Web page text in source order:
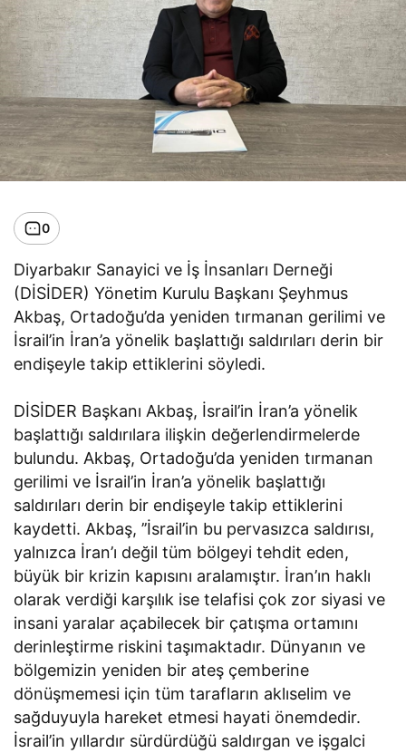
0
Diyarbakır Sanayici ve İş İnsanları Derneği
(DİSİDER) Yönetim Kurulu Başkanı Şeyhmus
Akbaş, Ortadoğu’da yeniden tırmanan gerilimi ve
İsrail’in İran’a yönelik başlattığı saldırıları derin bir
endişeyle takip ettiklerini söyledi.
DİSİDER Başkanı Akbaş, İsrail’in İran’a yönelik
başlattığı saldırılara ilişkin değerlendirmelerde
bulundu. Akbaş, Ortadoğu’da yeniden tırmanan
gerilimi ve İsrail’in İran’a yönelik başlattığı
saldırıları derin bir endişeyle takip ettiklerini
kaydetti. Akbaş, ’’İsrail’in bu pervasızca saldırısı,
yalnızca İran’ı değil tüm bölgeyi tehdit eden,
büyük bir krizin kapısını aralamıştır. İran’ın haklı
olarak verdiği karşılık ise telafisi çok zor siyasi ve
insani yaralar açabilecek bir çatışma ortamını
derinleştirme riskini taşımaktadır. Dünyanın ve
bölgemizin yeniden bir ateş çemberine
dönüşmemesi için tüm tarafların aklıselim ve
sağduyuyla hareket etmesi hayati önemdedir.
İsrail’in yıllardır sürdürdüğü saldırgan ve işgalci